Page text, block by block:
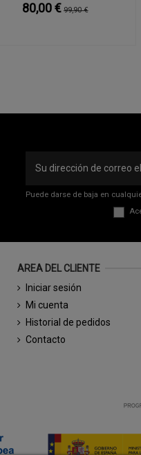
80,00 € 99,90 €
Puede darse de baja en
AREA DEL CLIENTE
Iniciar sesión
Mi cuenta
Historial de pedidos
Contacto